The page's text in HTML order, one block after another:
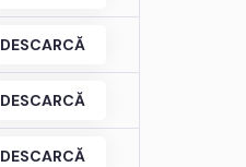
DESCARCĂ
DESCARCĂ
DESCARCĂ